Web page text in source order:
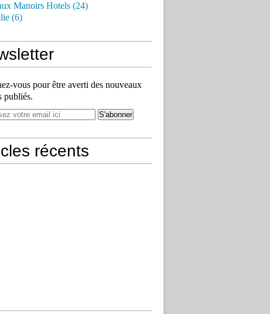
Manoirs Hotels (24)
(6)
vous pour être averti des nouveaux
publiés.
récents